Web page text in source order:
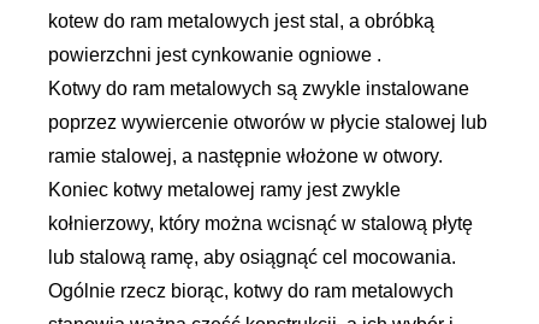
kotew do ram metalowych jest stal, a obróbką
powierzchni jest cynkowanie ogniowe .
Kotwy do ram metalowych są zwykle instalowane
poprzez wywiercenie otworów w płycie stalowej lub
ramie stalowej, a następnie włożone w otwory.
Koniec kotwy metalowej ramy jest zwykle
kołnierzowy, który można wcisnąć w stalową płytę
lub stalową ramę, aby osiągnąć cel mocowania.
Ogólnie rzecz biorąc, kotwy do ram metalowych